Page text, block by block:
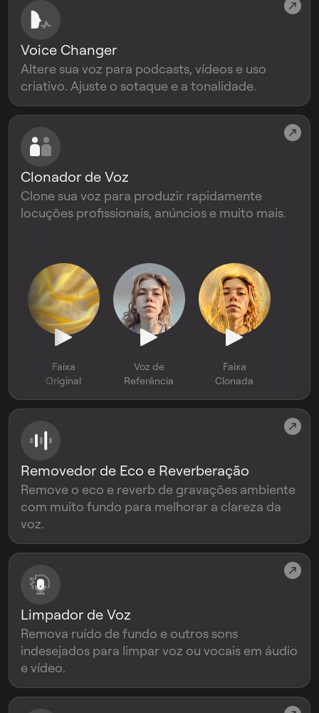
Limpador de Voz
Remova ruído de fundo e outros sons
indesejados para limpar voz ou vocais em áudio
e vídeo.
Voice Changer
Altere sua voz para podcasts, vídeos e uso
criativo. Ajuste o sotaque e a tonalidade.
Clonador de Voz
Clone sua voz para produzir rapidamente
locuções profissionais, anúncios e muito mais.
Faixa
Original
Voz de
Referência
Faixa
Clonada
Removedor de Eco e Reverberação
Remove o eco e reverb de gravações ambiente
com muito fundo para melhorar a clareza da
voz.